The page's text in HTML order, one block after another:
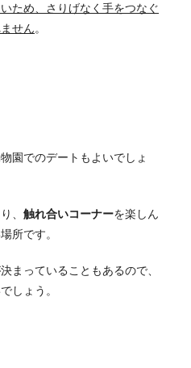
ため、さりげなく手をつなぐ
せん。
園でのデートもよいでしょ
、 触れ合いコーナーを楽しん
所です。
まっていることもあるので、
しょう。